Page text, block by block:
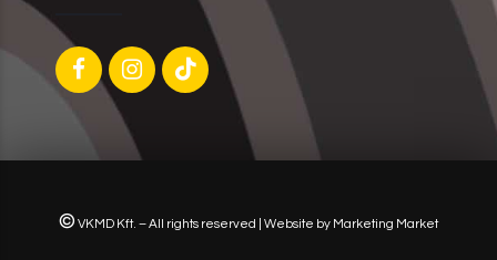
© VKMD Kft. – All rights reserved | Website by Marketing Market